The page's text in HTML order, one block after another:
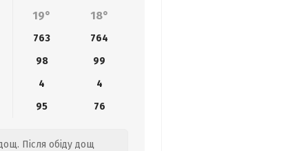
19° 18°
763
764
98
99
4
4
95 76
Після обіду дощ